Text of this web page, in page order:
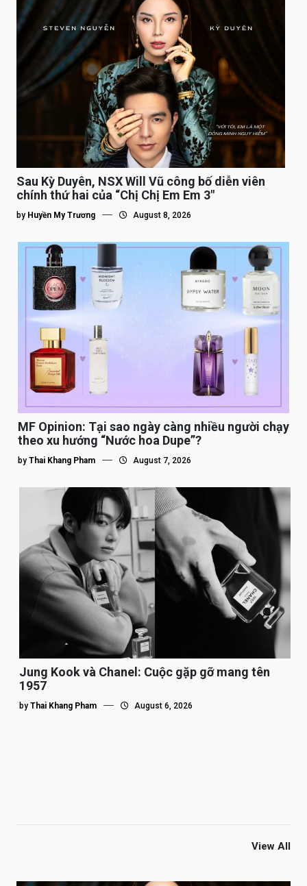
Sau Kỳ Duyên, NSX Will Vũ công bố diễn viên
chính thứ hai của “Chị Chị Em Em 3″
by Huyền My Trương August 8, 2026
MF Opinion: Tại sao ngày càng nhiều người chạy
theo xu hướng “Nước hoa Dupe”?
by Thai Khang Pham August 7, 2026
Jung Kook và Chanel: Cuộc gặp gỡ mang tên
1957
by Thai Khang Pham August 6, 2026
View All